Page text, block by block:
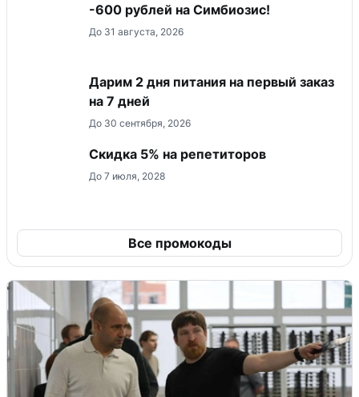
-600 рублей на Симбиозис!
До 31 августа, 2026
Дарим 2 дня питания на первый заказ
на 7 дней
До 30 сентября, 2026
Скидка 5% на репетиторов
До 7 июля, 2028
Все промокоды